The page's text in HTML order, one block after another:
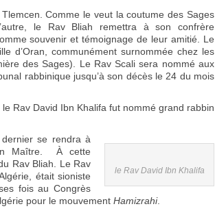
Comme le veut la coutume des Sages
le Rav Bliah remettra à son confrère
souvenir et témoignage de leur amitié. Le
d’Oran, communément surnommée chez les
des Sages). Le Rav Scali sera nommé aux
rabbinique jusqu’à son décès le 24 du mois
Rav David Ibn Khalifa fut nommé grand rabbin
le Rav David Ibn Khalifa
se rendra à
Maître. À cette
Rav Bliah. Le Rav
était sioniste
fois au Congrès
pour le mouvement Hamizrahi.